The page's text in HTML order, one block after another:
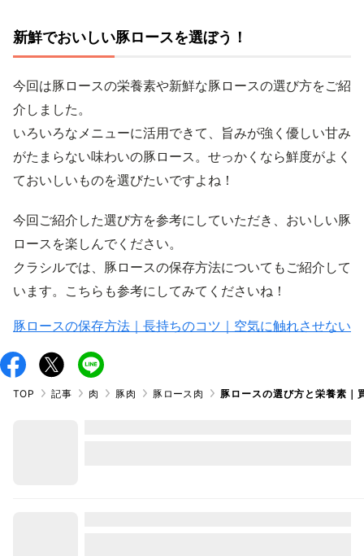
新鮮でおいしい豚ロースを選ぼう！
今回は豚ロースの栄養素や新鮮な豚ロースの選び方をご紹
介しました。
いろいろなメニューに活用できて、旨みが強く優しい甘み
がたまらない味わいの豚ロース。せっかくなら鮮度がよく
ておいしいものを選びたいですよね！
今回ご紹介した選び方を参考にしていただき、おいしい豚
ロースを楽しんでください。
クラシルでは、豚ロースの保存方法についてもご紹介して
います。こちらも参考にしてみてくださいね！
豚ロースの保存方法｜長持ちのコツ｜空気に触れさせない
TOP 記事 肉 豚肉 豚ロース肉 豚ロースの選び方と栄養素｜